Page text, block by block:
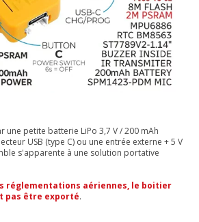
une petite batterie LiPo 3,7 V / 200 mAh
USB (type C) ou une entrée externe + 5 V
s'apparente à une solution portative
réglementations aériennes, le boitier
pas être exporté.